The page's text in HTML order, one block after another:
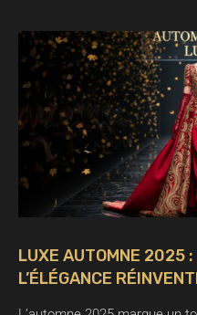
LUXE AUTOMNE 2025 :
L’ÉLÉGANCE